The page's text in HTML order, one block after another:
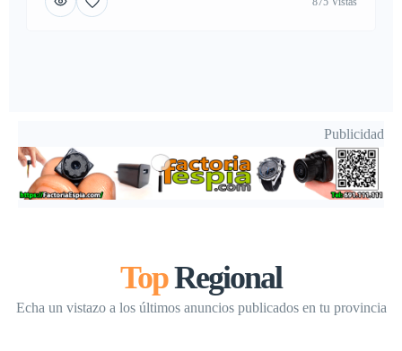
ambiciones. ¡Contáctenos hoy mismo para saber
Publicidad
TopRegional
Echa un vistazo a los últimos anuncios publicados en tu provincia